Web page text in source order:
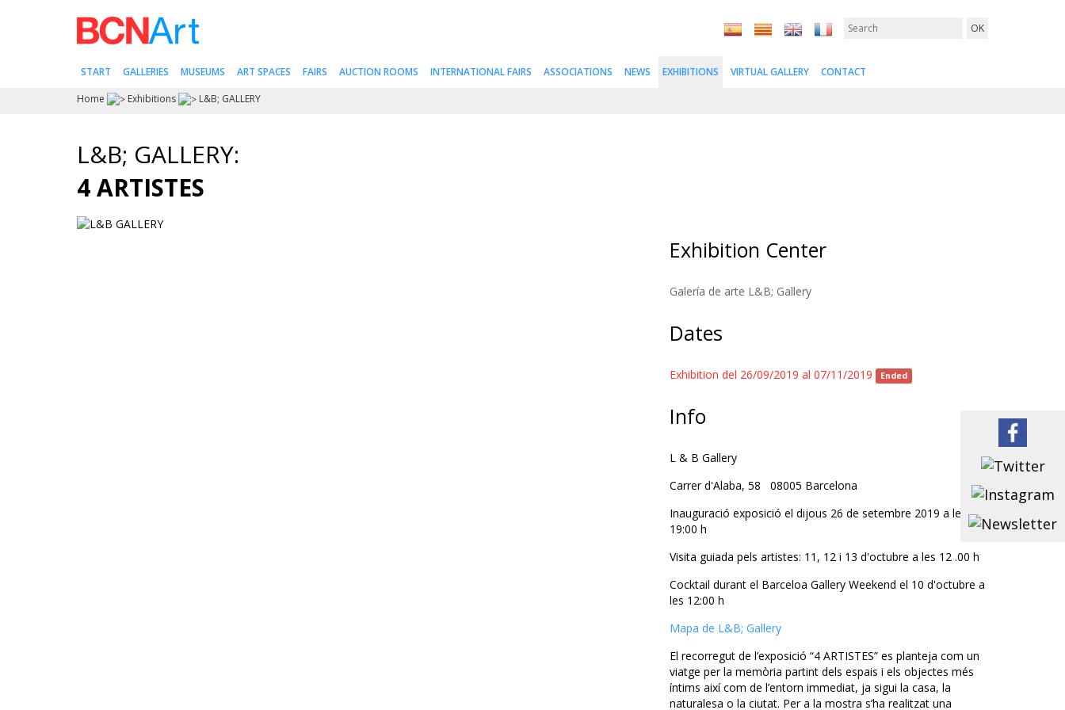
START GALLERIES MUSEUMS ART SPACES FAIRS AUCTION ROOMS INTERNATIONAL FAIRS ASSOCIATIONS NEWS EXHIBITIONS VIRTUAL GALLERY
CONTACT
Home
Exhibitions L&B; GALLERY
L&B; GALLERY:
4 ARTISTES
Exhibition Center
Galería de arte L&B; Gallery
Dates
Exhibition del 26/09/2019 al 07/11/2019 Ended
Info
L & B Gallery
Carrer d'Alaba, 58 08005 Barcelona
Inauguració exposició el dijous 26 de setembre 2019 a les
19:00 h
Visita guiada pels artistes: 11, 12 i 13 d'octubre a les 12 .00 h
Cocktail durant el Barceloa Gallery Weekend el 10 d'octubre a
les 12:00 h
Mapa de L&B; Gallery
El recorregut de l’exposició “4 ARTISTES” es planteja com un
viatge per la memòria partint dels espais i els objectes més
íntims així com de l’entorn immediat, ja sigui la casa, la
naturalesa o la ciutat. Per a la mostra s’ha realitzat una